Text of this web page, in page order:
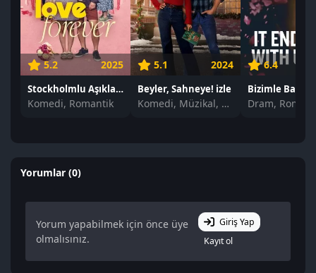
5.2 2025
Stockholmlu Aşıklar izle
Komedi, Romantik
5.1 2024
Beyler, Sahneye! izle
Komedi, Müzikal, Romantik
6.4
Dram,
Yorumlar (0)
Yorum yapabilmek için önce üye
olmalısınız.
Giriş Yap
Kayıt ol